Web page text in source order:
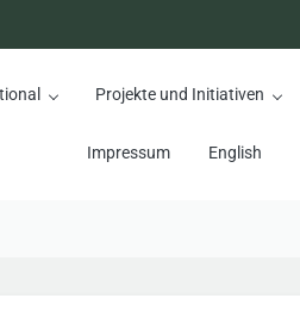
Projekte und Initiativen
Impressum English